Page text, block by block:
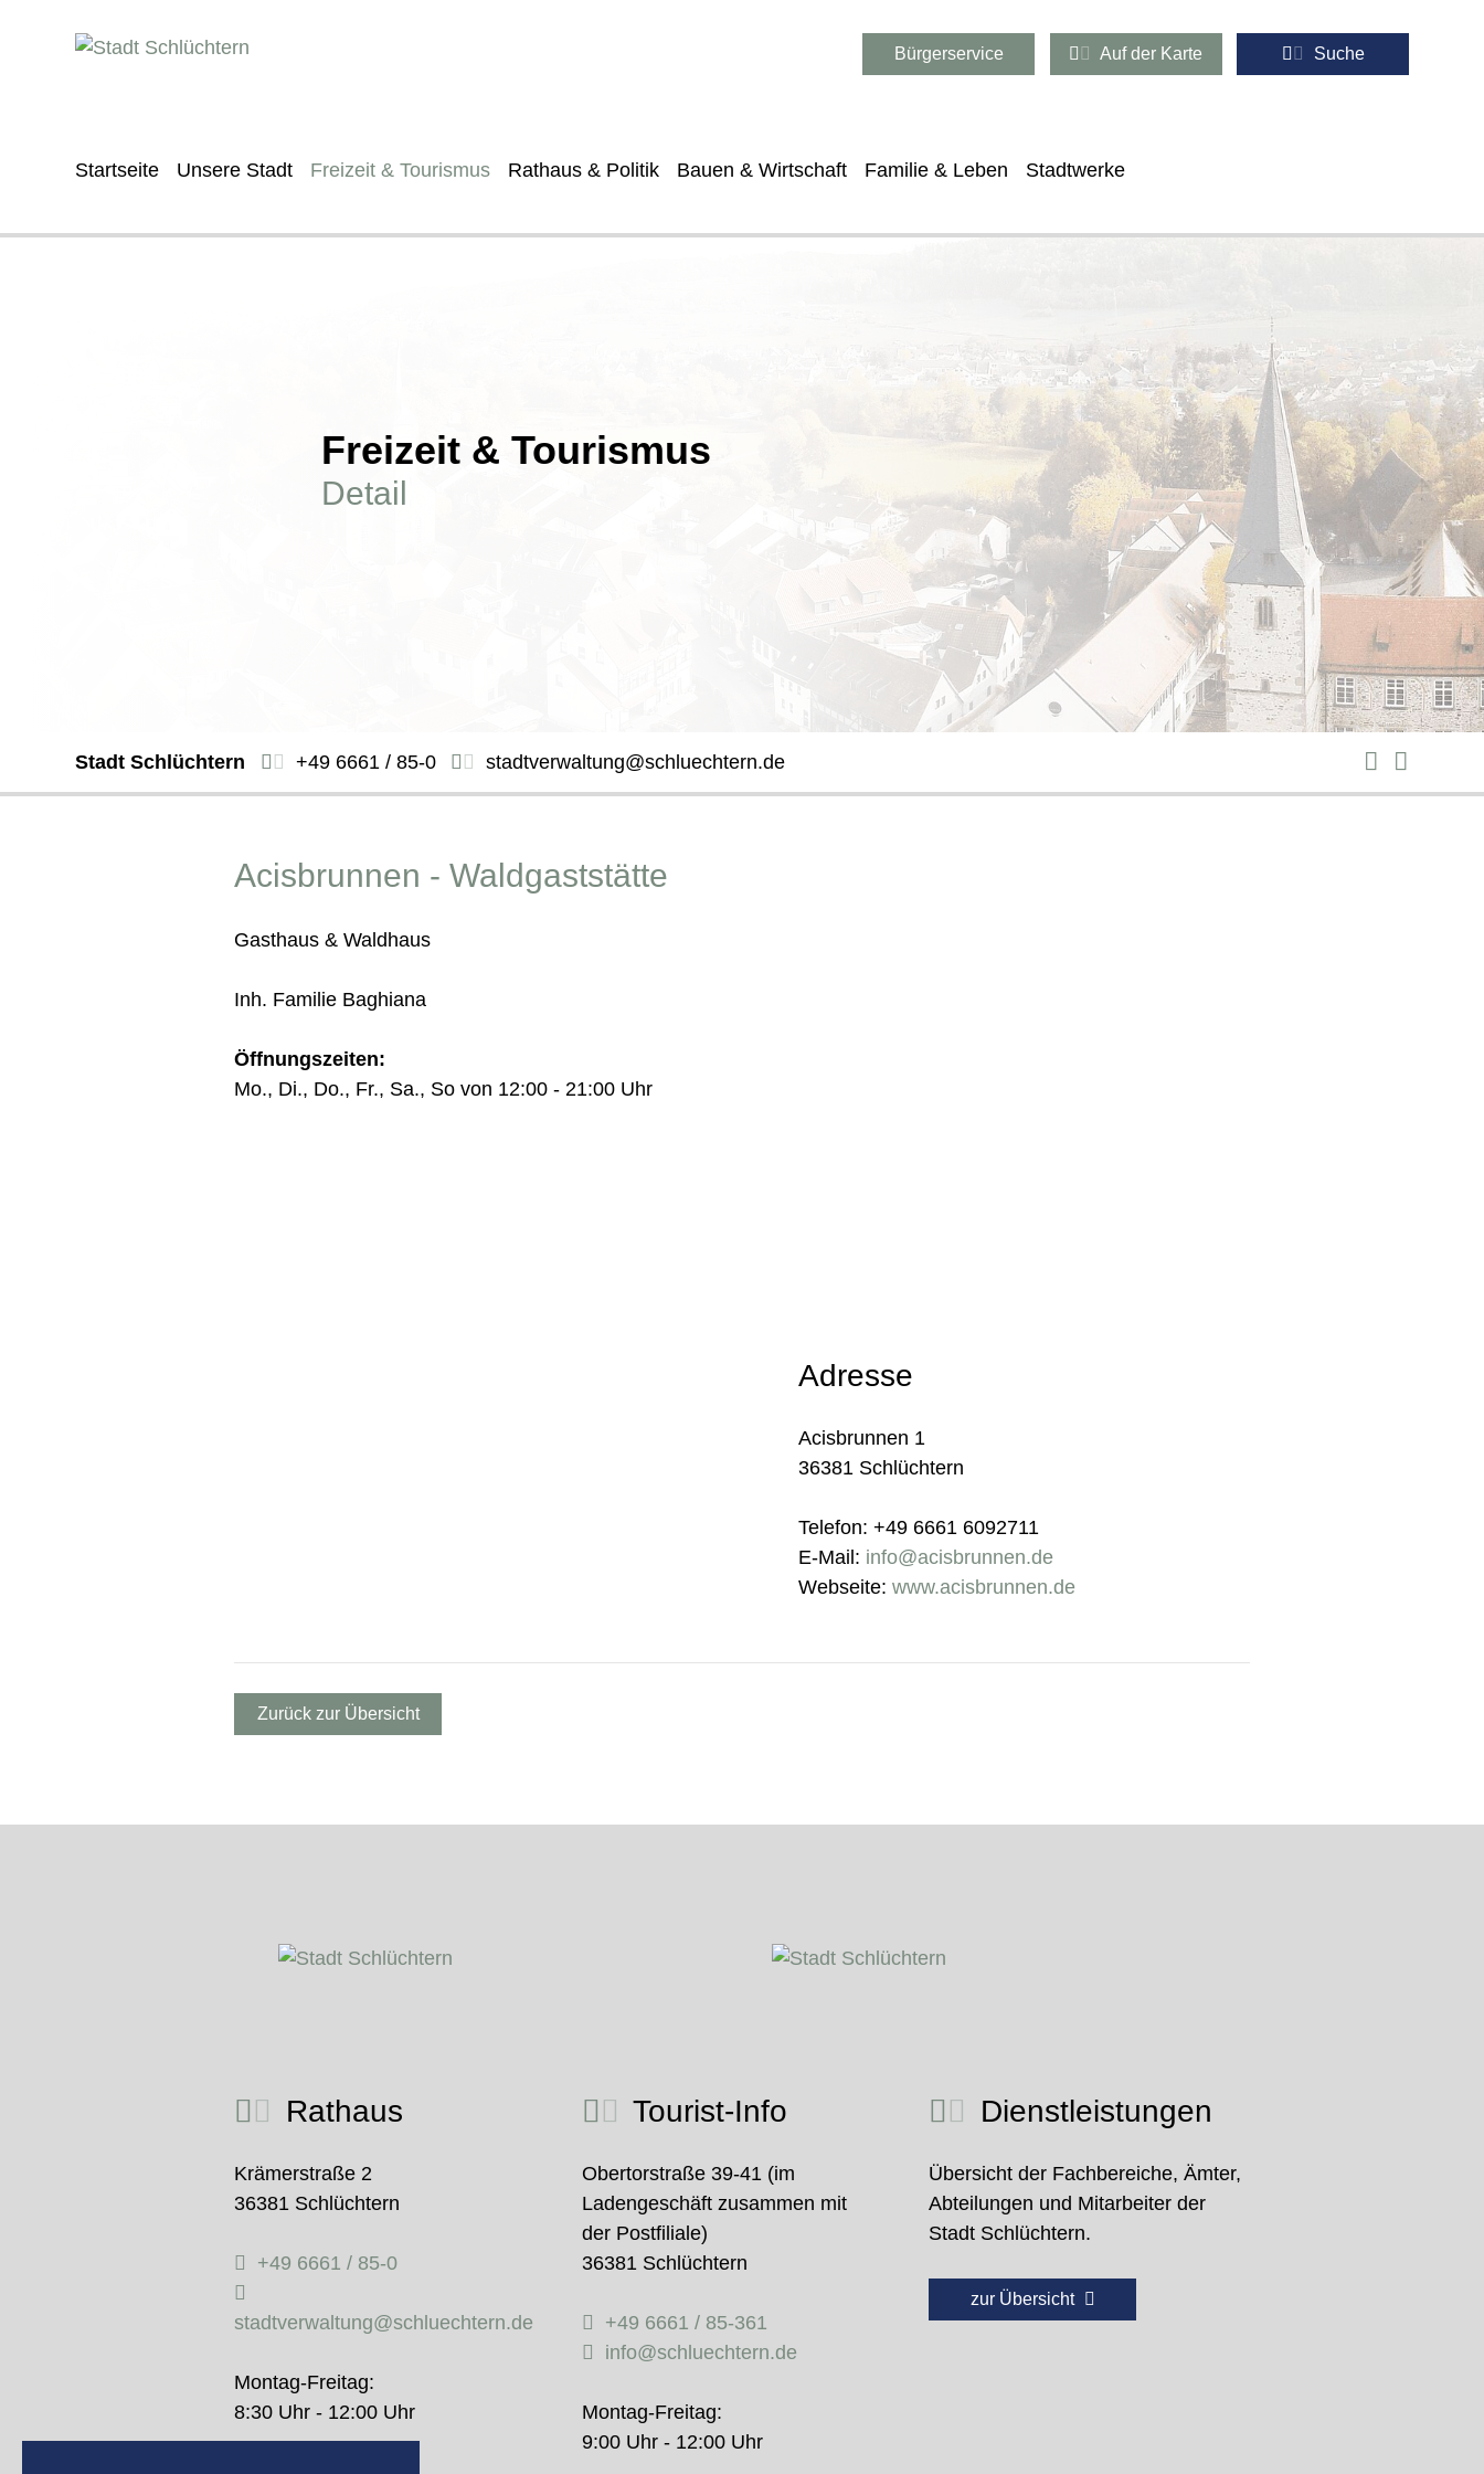
Bürgerservice Auf der Karte Suche
Startseite Unsere Stadt Freizeit & Tourismus Rathaus & Politik Bauen & Wirtschaft Familie & Leben Stadtwerke
Freizeit & Tourismus
Detail
Stadt Schlüchtern +49 6661 / 85-0 stadtverwaltung@schluechtern.de
Acisbrunnen - Waldgaststätte
Gasthaus & Waldhaus
Inh. Familie Baghiana
Öffnungszeiten:
Mo., Di., Do., Fr., Sa., So von 12:00 - 21:00 Uhr
Adresse
Acisbrunnen 1
36381 Schlüchtern
Telefon: +49 6661 6092711
E-Mail: info@acisbrunnen.de
Webseite:www.acisbrunnen.de
Zurück zur Übersicht
Rathaus
Krämerstraße 2
36381 Schlüchtern
+49 6661 / 85-0
stadtverwaltung@schluechtern.de
Montag-Freitag:
8:30 Uhr - 12:00 Uhr
Tourist-Info
Obertorstraße 39-41 (im
Ladengeschäft zusammen mit
der Postfiliale)
36381 Schlüchtern
+49 6661 / 85-361
info@schluechtern.de
Montag-Freitag:
9:00 Uhr - 12:00 Uhr
Dienstleistungen
Übersicht der Fachbereiche, Ämter,
Abteilungen und Mitarbeiter der
Stadt Schlüchtern.
zur Übersicht